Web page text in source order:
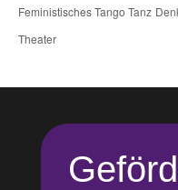
Feministisches Tango Tanz
Theater